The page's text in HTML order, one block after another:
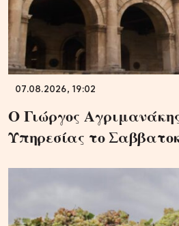
07.08.2026, 19:02
Ο Γιώργος
Υπηρεσίας το